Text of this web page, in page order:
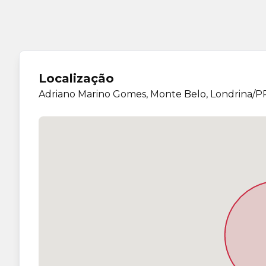
Localização
Adriano Marino Gomes, Monte Belo, Londrina/